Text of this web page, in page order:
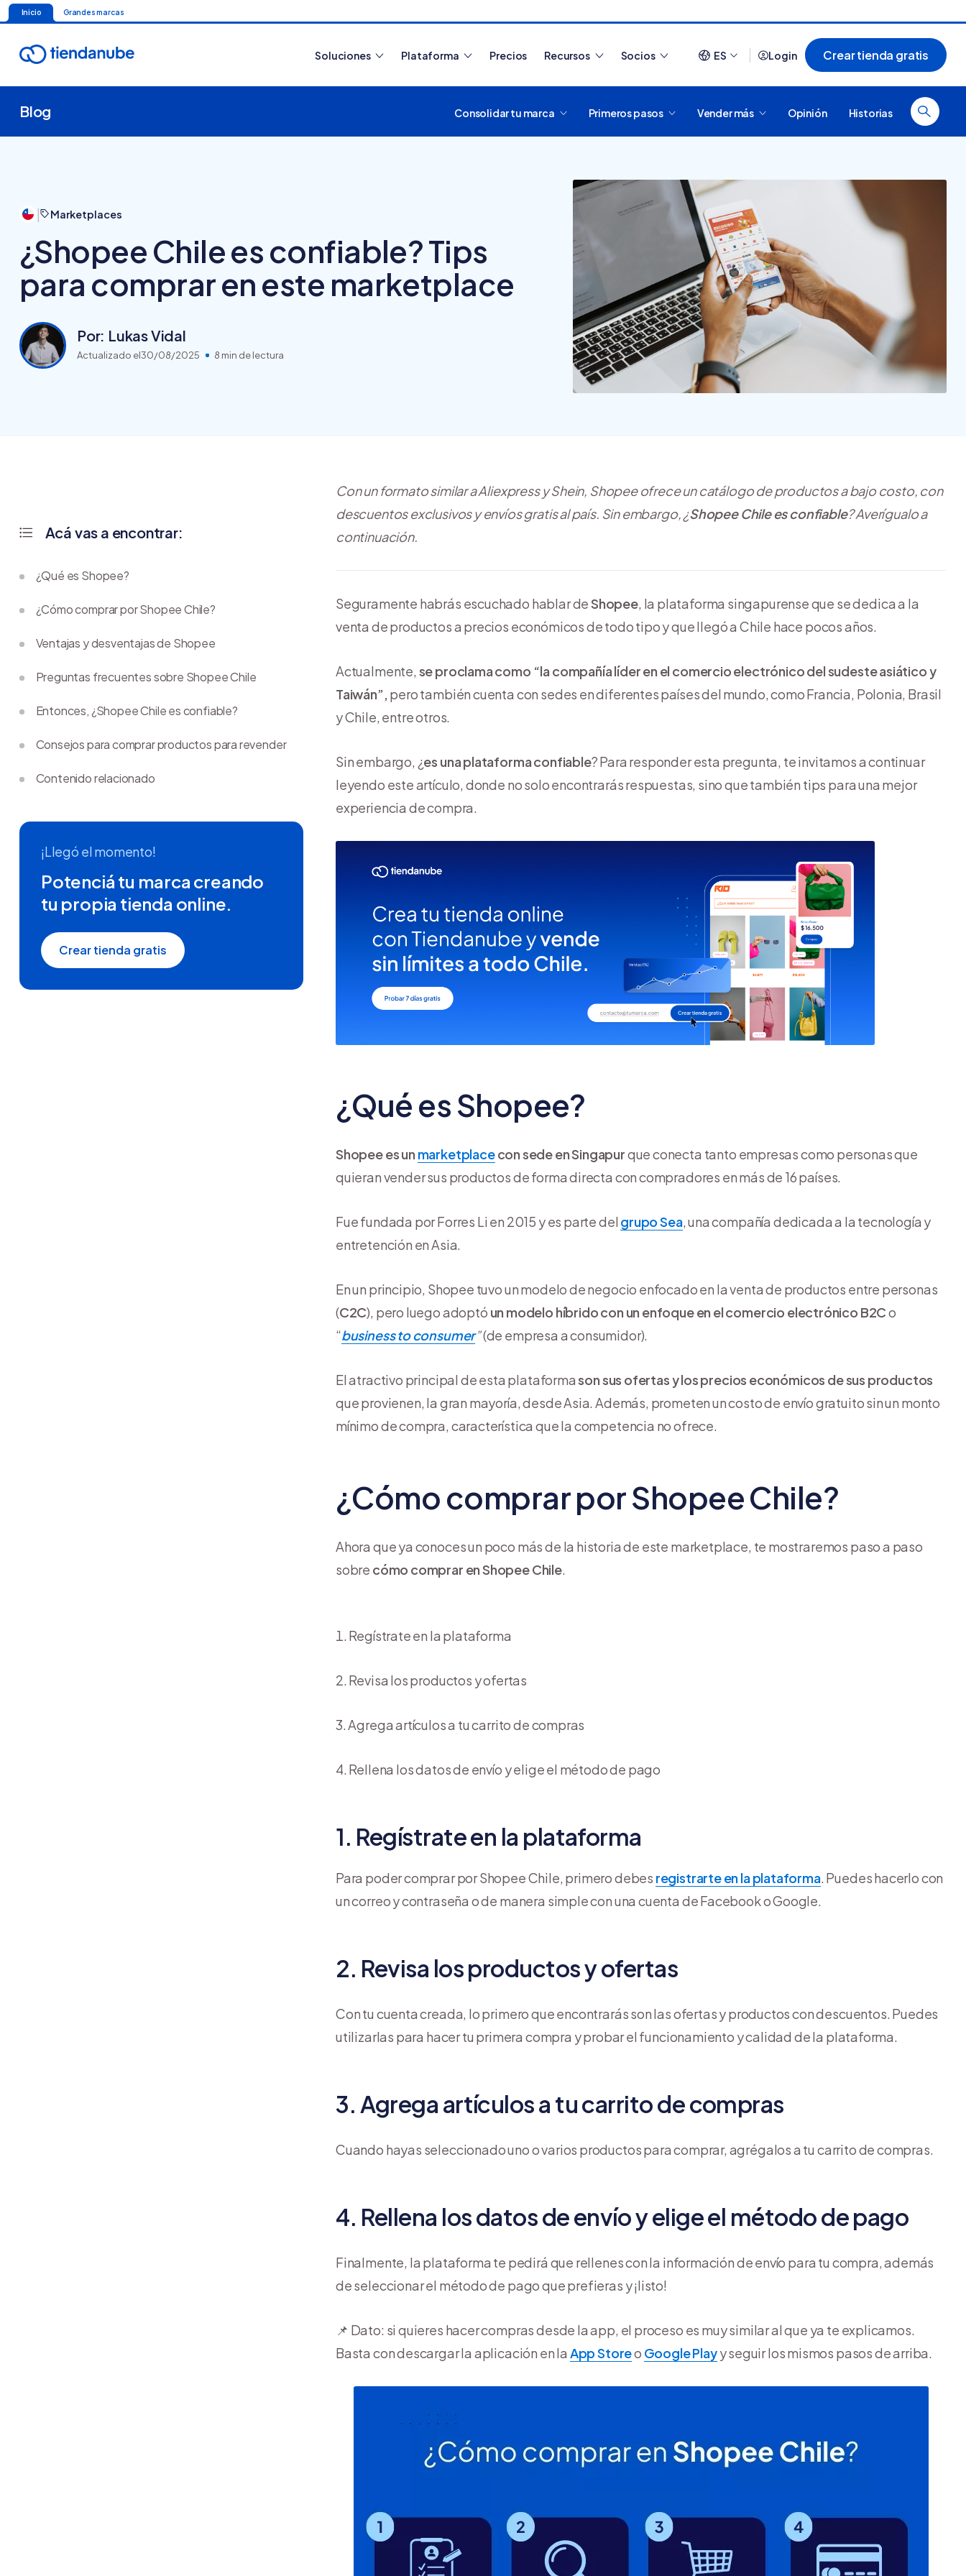
Inicio Grandes marcas
Soluciones Plataforma Precios Recursos
¿Cómo funciona
Tiendanube? Aprende a
crear y usar una tienda
¿Cómo es comprar en
Tiendanube? Conocé
Nube para vender más
20 tiendas online
argentinas creadas con
Tiendanube
Socios ES Login Crear tienda gratis
Blog Consolidar tu marca Primeros pasos Vender más Opinión Historias
| Marketplaces
¿Shopee Chile es confiable? Tips
para comprar en este marketplace
Por: Lukas Vidal
Actualizado el30/08/2025 8 min de lectura
Con un formato similar a Aliexpress y Shein, Shopee ofrece un catálogo de productos a bajo costo, con
descuentos exclusivos y envíos gratis al país. Sin embargo, ¿Shopee Chile es confiable? Averígualo a
continuación.
Seguramente habrás escuchado hablar deShopee, la plataforma singapurense que se dedica a la
venta de productos a precios económicos de todo tipo y que llegó a Chile hace pocos años.
Actualmente, se proclama como “la compañía líder en el comercio electrónico del sudeste asiático y
Taiwán”, pero también cuenta con sedes en diferentes países del mundo, como Francia, Polonia, Brasil
y Chile, entre otros.
Sin embargo, ¿es una plataforma confiable? Para responder esta pregunta, te invitamos a continuar
leyendo este artículo, donde no solo encontrarás respuestas, sino que también tips para una mejor
experiencia de compra.
¿Qué es Shopee?
Shopee es un marketplacecon sede en Singapurque conecta tanto empresas como personas que
quieran vender sus productos de forma directa con compradores en más de 16 países.
Fue fundada por Forres Li en 2015 y es parte del grupo Sea, una compañía dedicada a la tecnología y
entretención en Asia.
En un principio, Shopee tuvo un modelo de negocio enfocado en la venta de productos entre personas
(C2C), pero luego adoptó un modelo híbrido con un enfoque en el comercio electrónico B2Co
“business to consumer”(de empresa a consumidor).
El atractivo principal de esta plataformason sus ofertas y los precios económicos de sus productos
que provienen, la gran mayoría, desde Asia. Además, prometen un costo de envío gratuito sin un monto
mínimo de compra, característica que la competencia no ofrece.
¿Cómo comprar por Shopee Chile?
Ahora que ya conoces un poco más de la historia de este marketplace, te mostraremos paso a paso
sobre cómo comprar en Shopee Chile.
Regístrate en la plataforma
Revisa los productos y ofertas
Agrega artículos a tu carrito de compras
Rellena los datos de envío y elige el método de pago
1. Regístrate en la plataforma
Para poder comprar por Shopee Chile, primero debes registrarte en la plataforma. Puedes hacerlo con
un correo y contraseña o de manera simple con una cuenta de Facebook o Google.
2. Revisa los productos y ofertas
Con tu cuenta creada, lo primero que encontrarás son las ofertas y productos con descuentos. Puedes
utilizarlas para hacer tu primera compra y probar el funcionamiento y calidad de la plataforma.
3. Agrega artículos a tu carrito de compras
Cuando hayas seleccionado uno o varios productos para comprar, agrégalos a tu carrito de compras.
4. Rellena los datos de envío y elige el método de pago
Finalmente, la plataforma te pedirá que rellenes con la información de envío para tu compra, además
de seleccionar el método de pago que prefieras y ¡listo!
📌 Dato: si quieres hacer compras desde la app, el proceso es muy similar al que ya te explicamos.
Basta con descargar la aplicación en la App Storeo Google Playy seguir los mismos pasos de arriba.
Acá vas a encontrar:
¿Qué es Shopee?
¿Cómo comprar por Shopee Chile?
Ventajas y desventajas de Shopee
Preguntas frecuentes sobre Shopee Chile
Entonces, ¿Shopee Chile es confiable?
Consejos para comprar productos para revender
Contenido relacionado
¡Llegó el momento!
Potenciá tu marca creando
tu propia tienda online.
Crear tienda gratis